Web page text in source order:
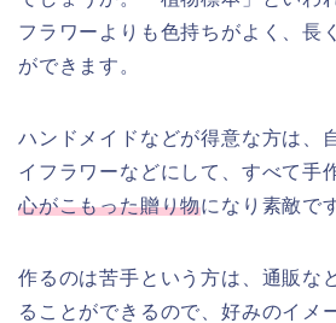
フラワーよりも色持ちがよく、長
ができます。
ハンドメイドなどが得意な方は、
イフラワーなどにして、すべて手
心がこもった贈り物になり素敵で
作るのは苦手という方は、通販な
ることができるので、好みのイメ